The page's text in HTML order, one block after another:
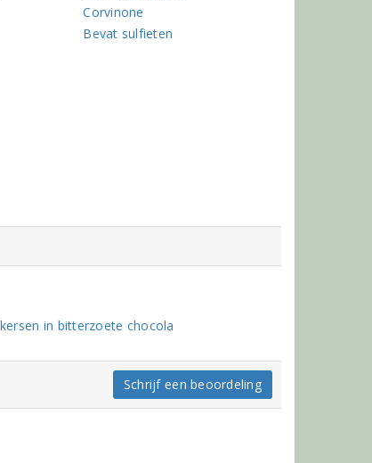
Corvinone
Bevat sulfieten
in bitterzoete chocola
Schrijf een beoordeling